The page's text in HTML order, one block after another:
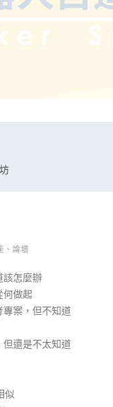
、論壇
該怎麼辦
何做起
專案，但不知道
但還是不太知道
似